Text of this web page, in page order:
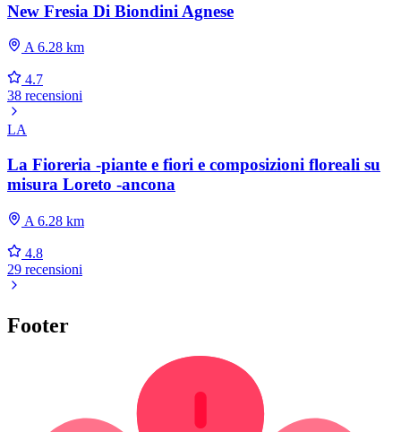
New Fresia Di Biondini Agnese
A 6.28 km
4.7
38 recensioni
LA
La Fioreria -piante e fiori e composizioni floreali su
misura Loreto -ancona
A 6.28 km
4.8
29 recensioni
Footer